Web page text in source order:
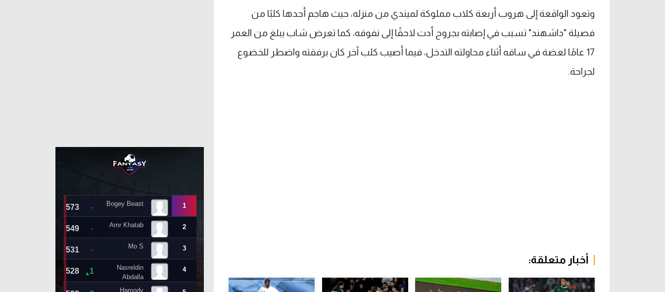
وتعود الواقعة إلى هروب أربعة كلاب مملوكة لميندي من منزله، حيث هاجم أحدها كلبًا من
فصيلة "داشهند" تسبب في إصابته بجروح أدت لاحقًا إلى نفوقه، كما تعرض شاب يبلغ من العمر
17 عامًا لعضة في ساقه أثناء محاولته التدخل، فيما أصيب كلب آخر كان برفقته واضطر للخضوع
لجراحة.
أخبار متعلقة: